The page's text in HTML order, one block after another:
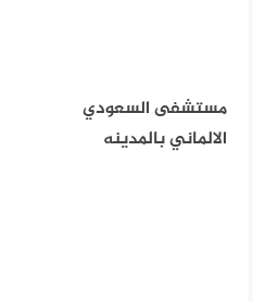
مستشفى السعودي
الالماني بالمدينه